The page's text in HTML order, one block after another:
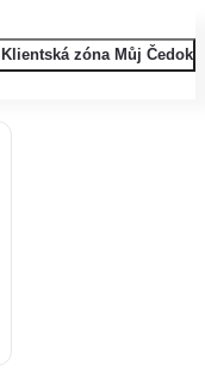
Klientská zóna Můj Čedok